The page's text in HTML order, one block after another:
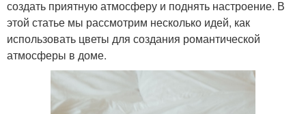
создать приятную атмосферу и поднять настроение. В
этой статье мы рассмотрим несколько идей, как
использовать цветы для создания романтической
атмосферы в доме.